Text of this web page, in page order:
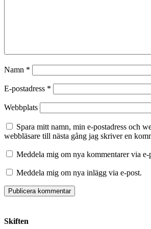
Namn *
E-postadress *
Webbplats
Spara mitt namn, min e-postadress och
webbläsare till nästa gång jag skriver en
Meddela mig om nya kommentarer via e-
Meddela mig om nya inlägg via e-post.
Skiften